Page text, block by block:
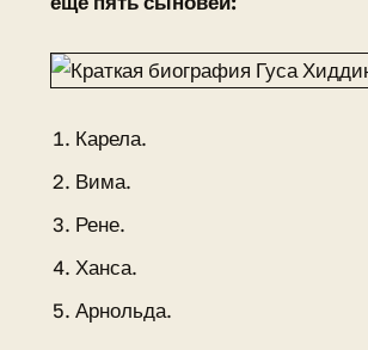
Карела.
Вима.
Рене.
Ханса.
Арнольда.